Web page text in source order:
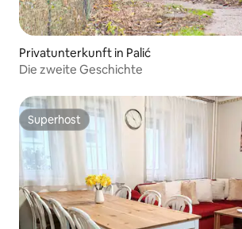
Privatunterkunft in Palić
Die zweite Geschichte
Superhost
Superhost